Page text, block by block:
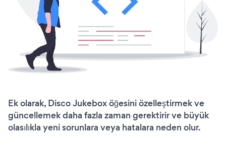
Ek olarak, Disco Jukebox öğesini özelleştirmek ve
güncellemek daha fazla zaman gerektirir ve büyük
olasılıkla yeni sorunlara veya hatalara neden olur.